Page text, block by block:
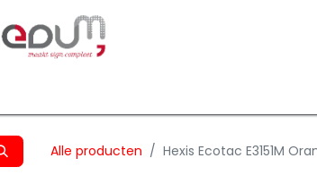
Alle producten Hexis Ecotac E3151M